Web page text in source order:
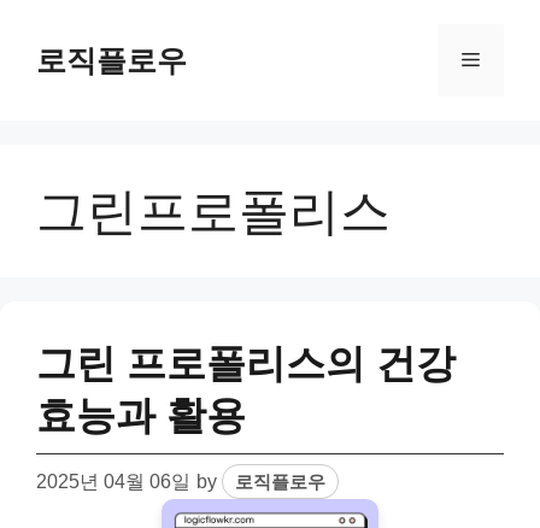
content로직플로우 Menu
그린프로폴리스
그린 프로폴리스의 건강
효능과 활용
2025년 04월 06일 by 로직플로우